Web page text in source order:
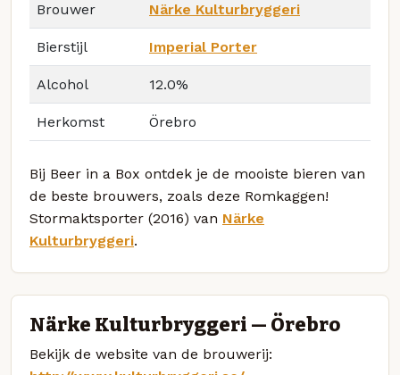
Brouwer Närke Kulturbryggeri
Bierstijl Imperial Porter
Alcohol 12.0%
Herkomst Örebro
Bij Beer in a Box ontdek je de mooiste bieren van
de beste brouwers, zoals deze Romkaggen!
Stormaktsporter (2016) van Närke
Kulturbryggeri.
Närke Kulturbryggeri — Örebro
Bekijk de website van de brouwerij: